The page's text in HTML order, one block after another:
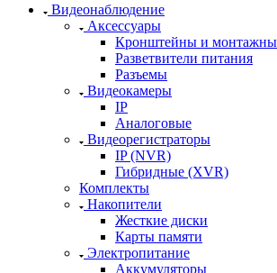
Видеонаблюдение
Аксессуары
Кронштейны и
Разветвители питания
Разъемы
Видеокамеры
IP
Аналоговые
Видеорегистраторы
IP (NVR)
Гибридные (XVR)
Комплекты
Накопители
Жесткие диски
Карты памяти
Электропитание
Аккумуляторы